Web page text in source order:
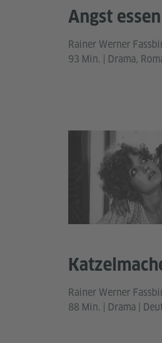
Angst
Rainer Werner
93 Min. | Drama,
Rainer Werner
88 Min. | Drama |